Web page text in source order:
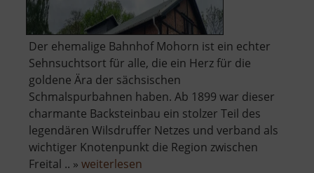
Der ehemalige Bahnhof Mohorn ist ein echter
Sehnsuchtsort für alle, die ein Herz für die
goldene Ära der sächsischen
Schmalspurbahnen haben. Ab 1899 war dieser
charmante Backsteinbau ein stolzer Teil des
legendären Wilsdruffer Netzes und verband als
wichtiger Knotenpunkt die Region zwischen
Freital .. » weiterlesen